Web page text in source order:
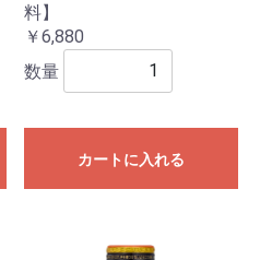
料】
￥6,880
数量
カートに入れる